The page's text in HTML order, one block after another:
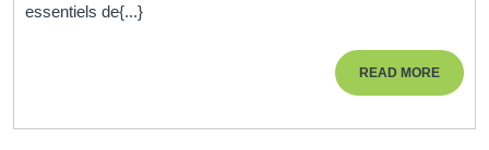
essentiels de{...}
READ MOREREAD
MORE